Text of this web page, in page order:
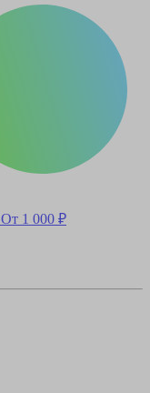
От 1 000 ₽